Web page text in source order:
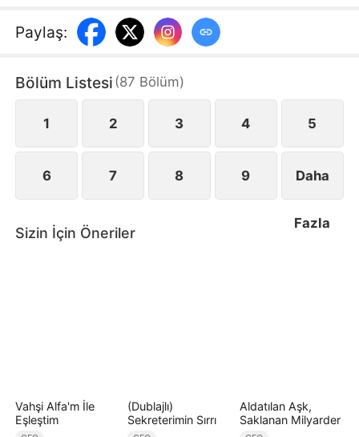
Murat Ailesi'ni, kurnaz rakiplerini ve kendi ailesinin
ihanetini alt ederek, sadece gücünü değil,
Yunus ise onun en büyük desteği ve bu fırtınalı
yolculuktaki tek sığınağıdır.
Paylaş:
Bölüm Listesi (87 Bölüm)
1 2 3 4 5
6 7 8 9 Daha
Fazla
Sizin İçin Öneriler
Vahşi Alfa'm İle
Eşleştim
(Dublajlı)
Sekreterimin Sırrı
Aldatılan Aşk,
Saklanan Milyarder